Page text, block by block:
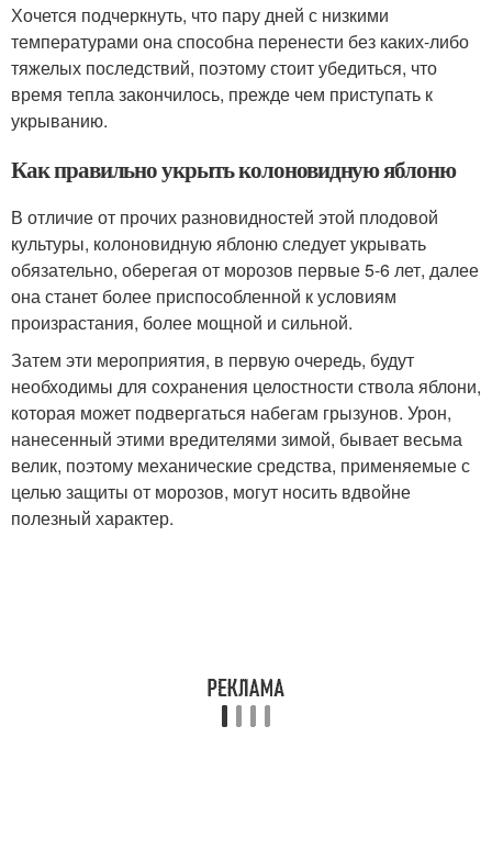
Хочется подчеркнуть, что пару дней с низкими
температурами она способна перенести без каких-либо
тяжелых последствий, поэтому стоит убедиться, что
время тепла закончилось, прежде чем приступать к
укрыванию.
Как правильно укрыть колоновидную яблоню
В отличие от прочих разновидностей этой плодовой
культуры, колоновидную яблоню следует укрывать
обязательно, оберегая от морозов первые 5-6 лет, далее
она станет более приспособленной к условиям
произрастания, более мощной и сильной.
Затем эти мероприятия, в первую очередь, будут
необходимы для сохранения целостности ствола яблони,
которая может подвергаться набегам грызунов. Урон,
нанесенный этими вредителями зимой, бывает весьма
велик, поэтому механические средства, применяемые с
целью защиты от морозов, могут носить вдвойне
полезный характер.